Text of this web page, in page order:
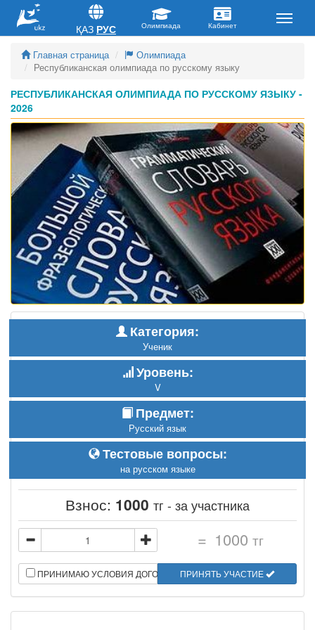
Главная страница
Олимпиада
Республиканская олимпиада по русскому языку
РЕСПУБЛИКАНСКАЯ ОЛИМПИАДА ПО РУССКОМУ ЯЗЫКУ -
2026
Категория:
Ученик
Уровень:
V
Предмет:
Русский язык
Тестовые вопросы:
на русском языке
Взнос: 1000 тг - за участника
= 1000 тг
ПРИНИМАЮ УСЛОВИЯ ДОГОВОРА ПРИНЯТЬ УЧАСТИЕ
ҚАЗ РУС